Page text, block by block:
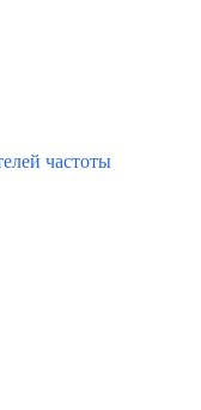
частоты